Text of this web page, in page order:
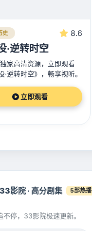
史 8.6
·逆转时空
家高清资源，立即观看
·逆转时空》，畅享视听。
立即观看
影院 · 高分剧集 5部热播
不停，33影院极速更新。